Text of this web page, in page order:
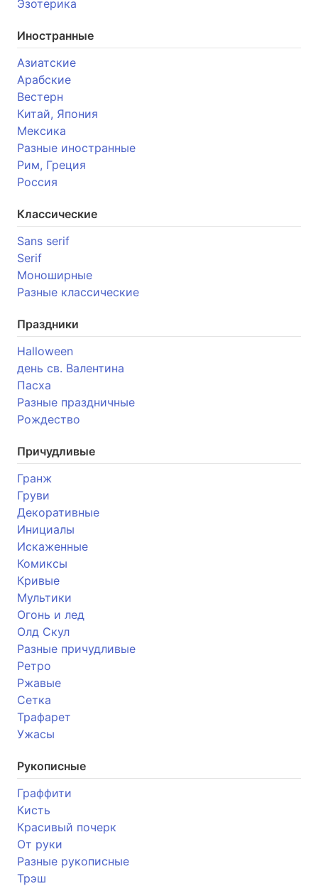
Эзотерика
Иностранные
Азиатские
Арабские
Вестерн
Китай, Япония
Мексика
Разные иностранные
Рим, Греция
Россия
Классические
Sans serif
Serif
Моноширные
Разные классические
Праздники
Halloween
день св. Валентина
Пасха
Разные праздничные
Рождество
Причудливые
Гранж
Груви
Декоративные
Инициалы
Искаженные
Комиксы
Кривые
Мультики
Огонь и лед
Олд Скул
Разные причудливые
Ретро
Ржавые
Сетка
Трафарет
Ужасы
Рукописные
Граффити
Кисть
Красивый почерк
От руки
Разные рукописные
Трэш